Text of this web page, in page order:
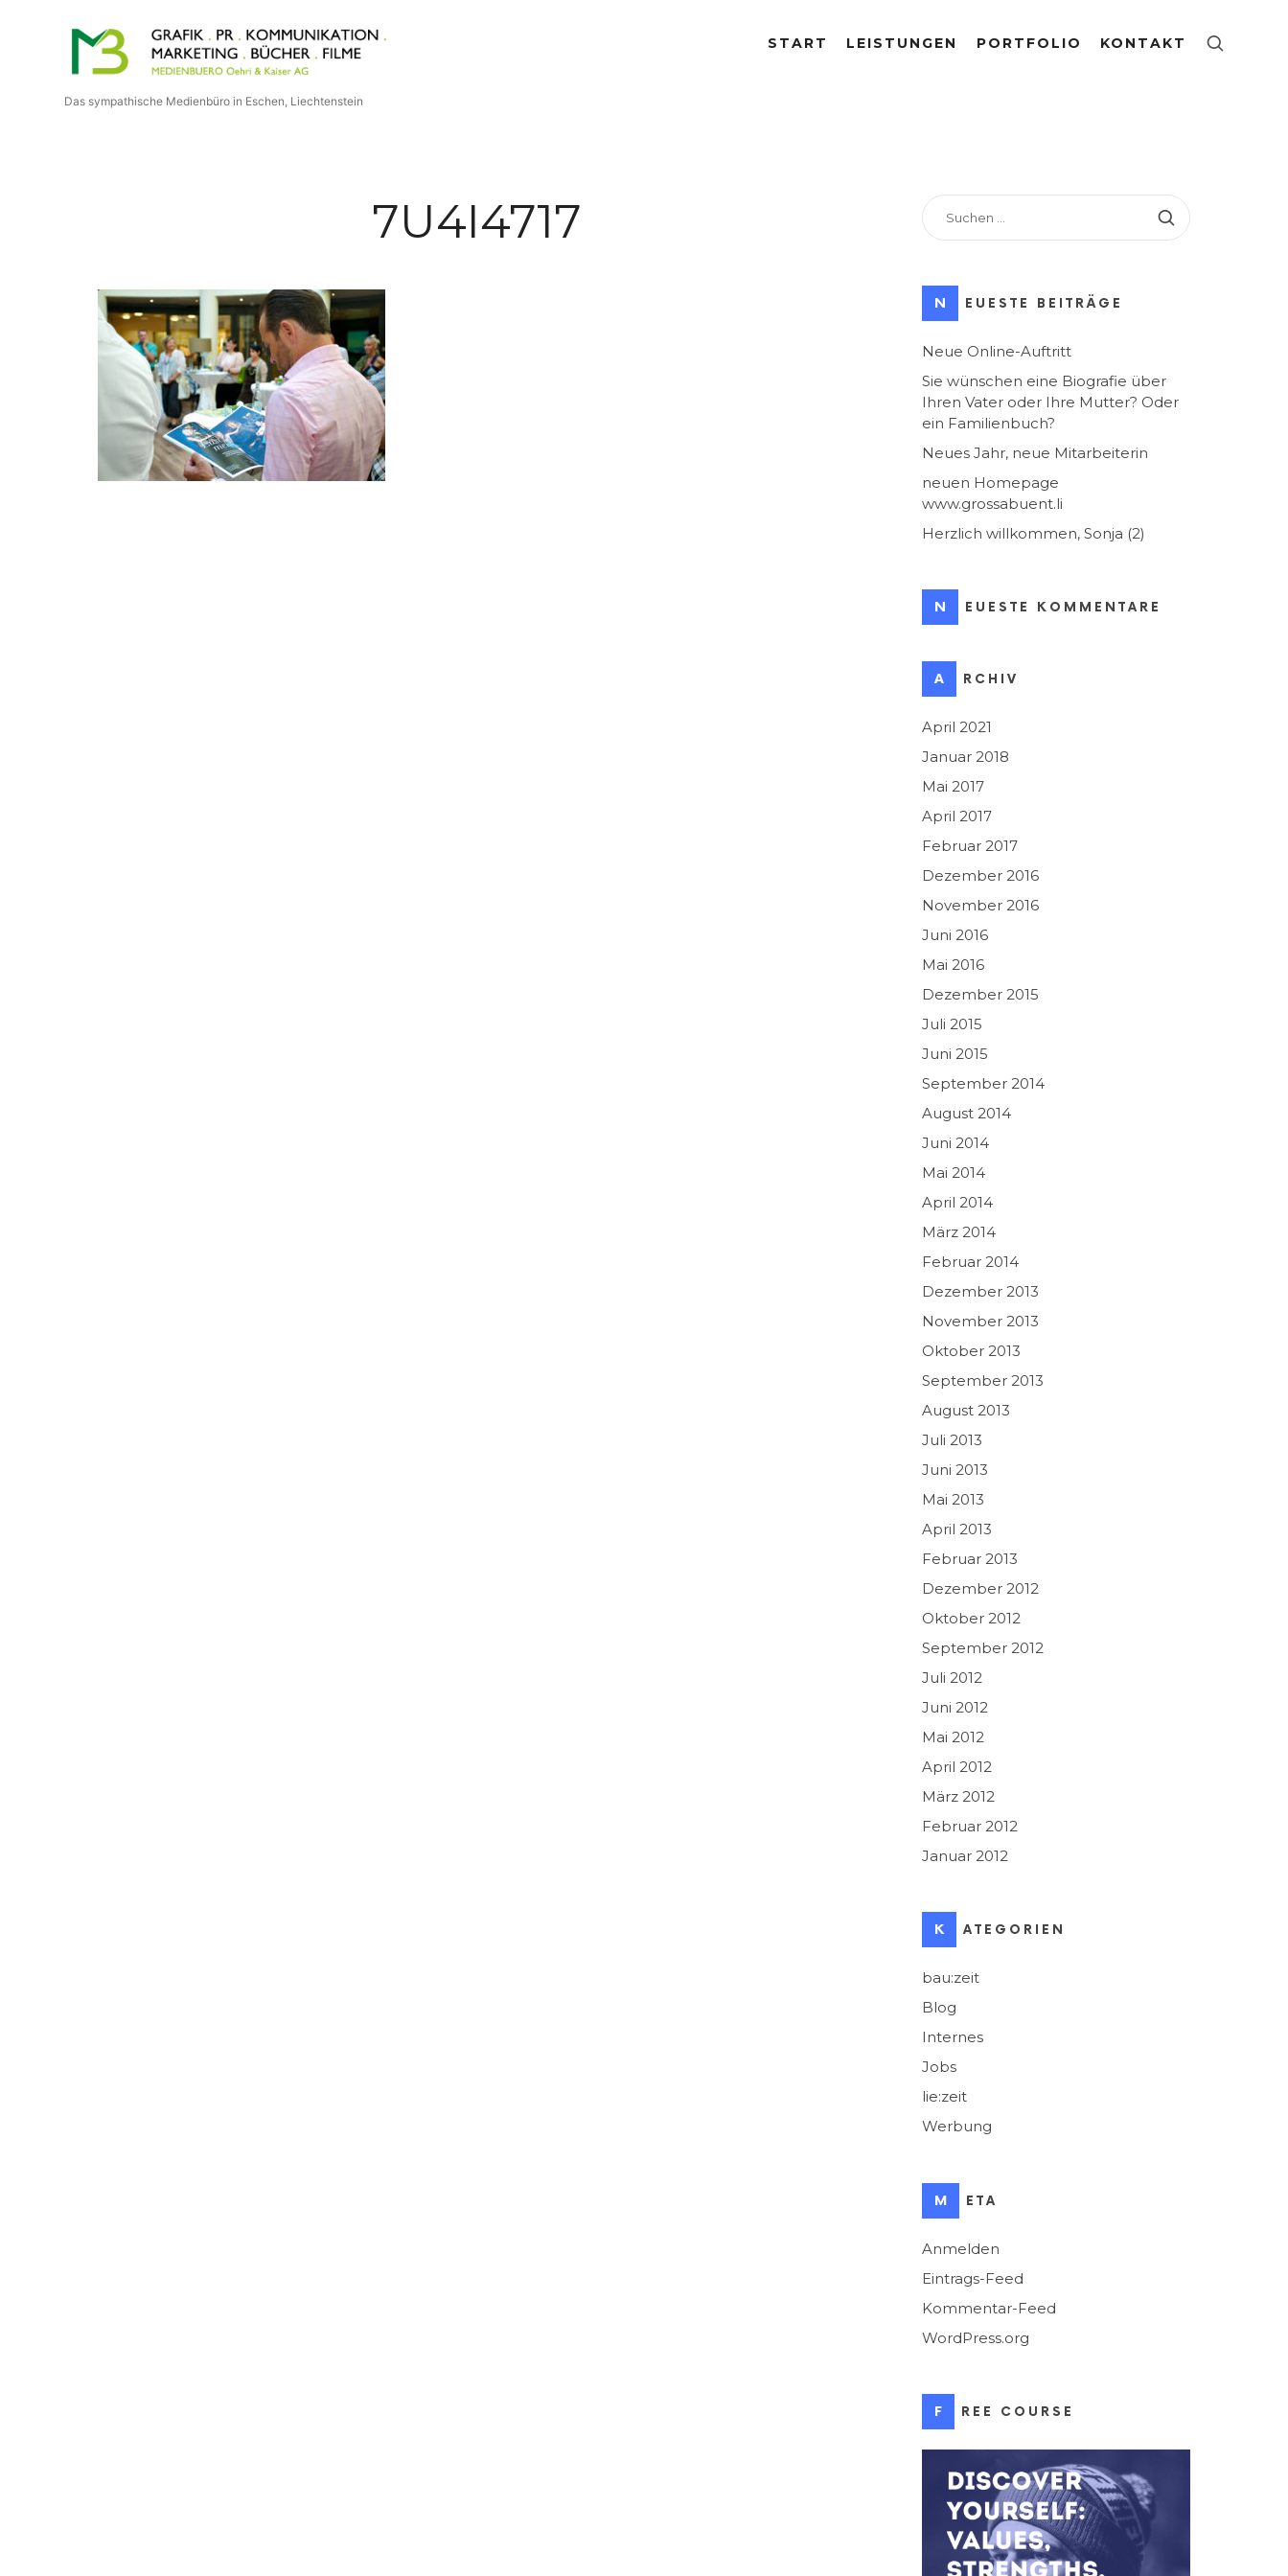
Medienbuero
Oehri
Das sympathische Medienbüro in Eschen, Liechtenstein
START LEISTUNGEN PORTFOLIO KONTAKT
7U4I4717
SUCHEN
NACH:
NEUESTE BEITRÄGE
Neue Online-Auftritt
Sie wünschen eine Biografie über
Ihren Vater oder Ihre Mutter? Oder
ein Familienbuch?
Neues Jahr, neue Mitarbeiterin
neuen Homepage
www.grossabuent.li
Herzlich willkommen, Sonja (2)
NEUESTE KOMMENTARE
ARCHIV
April 2021
Januar 2018
Mai 2017
April 2017
Februar 2017
Dezember 2016
November 2016
Juni 2016
Mai 2016
Dezember 2015
Juli 2015
Juni 2015
September 2014
August 2014
Juni 2014
Mai 2014
April 2014
März 2014
Februar 2014
Dezember 2013
November 2013
Oktober 2013
September 2013
August 2013
Juli 2013
Juni 2013
Mai 2013
April 2013
Februar 2013
Dezember 2012
Oktober 2012
September 2012
Juli 2012
Juni 2012
Mai 2012
April 2012
März 2012
Februar 2012
Januar 2012
KATEGORIEN
bau:zeit
Blog
Internes
Jobs
lie:zeit
Werbung
META
Anmelden
Eintrags-Feed
Kommentar-Feed
WordPress.org
FREE COURSE